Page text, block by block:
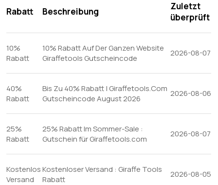
Rabatt Beschreibung
Zuletzt
überprüft
10%
Rabatt
10% Rabatt Auf Der Ganzen Website
Giraffetools Gutscheincode
2026-08-07
40%
Rabatt
Bis Zu 40% Rabatt | Giraffetools.Com
Gutscheincode August 2026
2026-08-06
25%
Rabatt
25% Rabatt Im Sommer-Sale :
Gutschein für Giraffetools.com
2026-08-07
Kostenlos
Versand
Kostenloser Versand : Giraffe Tools
Rabatt
2026-08-05